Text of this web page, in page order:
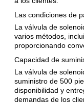
Las condiciones de
La válvula de
varios métodos,
proporcionando
Capacidad de
La válvula de
suministro de 500
disponibilidad y
demandas de los